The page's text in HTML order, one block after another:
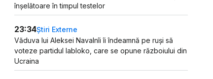
înșelătoare în timpul testelor
23:34Știri Externe
Văduva lui Aleksei Navalnîi îi îndeamnă pe ruși să
voteze partidul Iabloko, care se opune războiului din
Ucraina